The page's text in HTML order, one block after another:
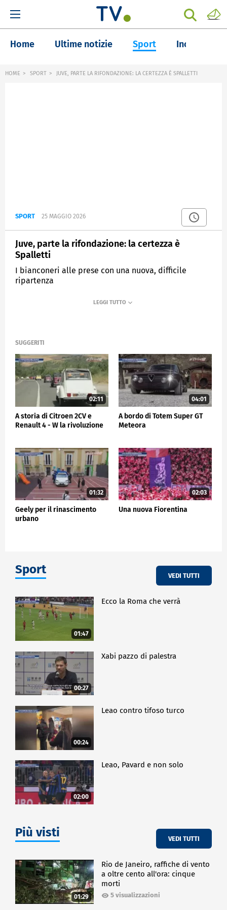
Home Ultime notizie Sport Inchieste
HOME SPORT JUVE, PARTE LA RIFONDAZIONE: LA CERTEZZA È SPALLETTI
SPORT 25 MAGGIO 2026
Juve, parte la rifondazione: la certezza è
Spalletti
I bianconeri alle prese con una nuova, difficile
ripartenza
SPORTMEDIASET
SUGGERITI
02:11
A storia di Citroen 2CV e
Renault 4 - W la rivoluzione
04:01
A bordo di Totem Super GT
Meteora
01:32
Geely per il rinascimento
urbano
02:03
Una nuova Fiorentina
Sport VEDI TUTTI
01:47
Ecco la Roma che verrà
00:27
Xabi pazzo di palestra
00:24
Leao contro tifoso turco
02:00
Leao, Pavard e non solo
Più visti VEDI TUTTI
01:29
Rio de Janeiro, raffiche di vento
a oltre cento all'ora: cinque
morti
5 visualizzazioni